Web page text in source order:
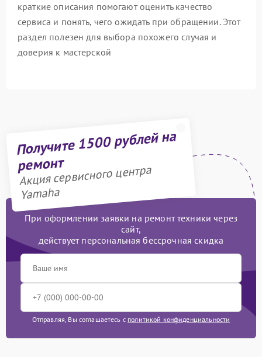
краткие описания помогают оценить качество
сервиса и понять, чего ожидать при обращении. Этот
раздел полезен для выбора похожего случая и
доверия к мастерской
Получите 1500 рублей на
ремонт
Акция сервисного центра
Yamaha
При оформлении заявки на ремонт техники через
сайт,
действует персональная бессрочная скидка
Отправляя, Вы соглашаетесь с политикой конфиденциальности